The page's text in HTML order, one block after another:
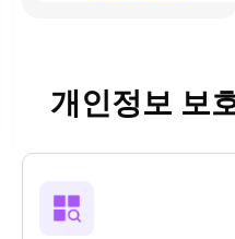
개인정보 보